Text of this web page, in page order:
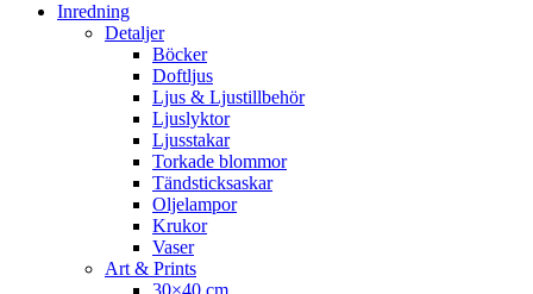
Inredning
Detaljer
Böcker
Doftljus
Ljus & Ljustillbehör
Ljuslyktor
Ljusstakar
Torkade blommor
Tändsticksaskar
Oljelampor
Krukor
Vaser
Art & Prints
30×40 cm